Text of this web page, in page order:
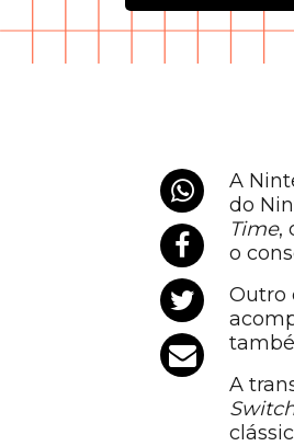
A
do
Time,
o
Outro
A